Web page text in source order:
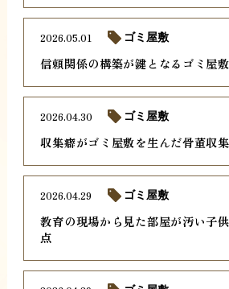
信頼関係の構築が鍵となるゴミ屋
2026.05.01 ゴミ屋敷
収集癖がゴミ屋敷を生んだ骨董収
2026.04.30 ゴミ屋敷
教育の現場から見た部屋が汚い子
点
2026.04.29 ゴミ屋敷